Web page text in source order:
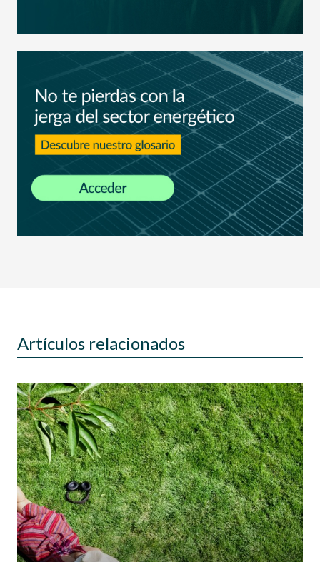
Artículos relacionados